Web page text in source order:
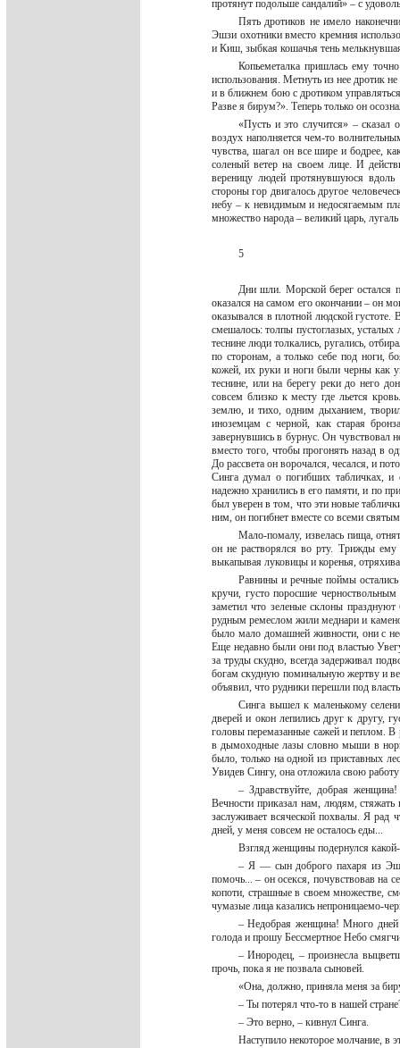
протянут подольше сандалий» – с
Пять дротиков не имело
Эшзи охотники вместо кремния
и Киш, зыбкая кошачья тень
Копьеметалка пришлась ему
использования. Метнуть из нее дротик
и в ближнем бою с дротиком
Разве я бирум?». Теперь только он
«Пусть и это случится» – сказал
воздух наполняется чем-то
чувства, шагал он все шире и бодрее,
соленый ветер на своем лице. И
вереницу людей протянувшуюся вдоль
стороны гор двигалось другое
небу – к невидимым и недосягаемым
множество народа – великий царь,
5
Дни шли. Морской берег остался
оказался на самом его окончании – он
оказывался в плотной людской
смешалось: толпы пустоглазых,
теснине люди толкались, ругались,
по сторонам, а только себе под ноги,
кожей, их руки и ноги были черны как
теснине, или на берегу реки до него
совсем близко к месту где льется
землю, и тихо, одним дыханием,
иноземцам с черной, как старая
завернувшись в бурнус. Он чувствовал
вместо того, чтобы прогонять назад в
До рассвета он ворочался, чесался, и
Синга думал о погибших табличках,
надежно хранились в его памяти, и по
был уверен в том, что эти новые
ним, он погибнет вместе со всеми
Мало-помалу, извелась пища,
он не растворялся во рту. Трижды ему
выкапывая луковицы и коренья,
Равнины и речные поймы остались
кручи, густо поросшие
заметил что зеленые склоны
рудным ремеслом жили меднари и
было мало домашней живности, они с
Еще недавно были они под властью
за труды скудно, всегда задерживал
богам скудную поминальную жертву и
объявил, что рудники перешли под
Синга вышел к маленькому
дверей и окон лепились друг к другу,
головы перемазанные сажей и пеплом.
в дымоходные лазы словно мыши в
было, только на одной из приставных
Увидев Сингу, она отложила свою
– Здравствуйте, добрая
Вечности приказал нам, людям,
заслуживает всяческой похвалы. Я
дней, у меня совсем не осталось еды...
Взгляд женщины подернулся
– Я — сын доброго пахаря из
помочь... – он осекся, почувствовав на
копоти, страшные в своем множестве,
чумазые лица казались непроницаемо-
– Недобрая женщина! Много дней
голода и прошу Бессмертное Небо
– Инородец, – произнесла
прочь, пока я не позвала сыновей.
«Она, должно, приняла меня за
– Ты потерял что-то в нашей
– Это верно, – кивнул Синга.
Наступило некоторое молчание, в